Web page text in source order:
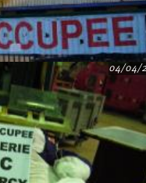
04/04/